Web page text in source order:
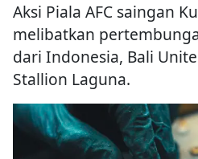
Aksi Piala AFC saingan
melibatkan
dari Indonesia, Bali
Stallion Laguna.